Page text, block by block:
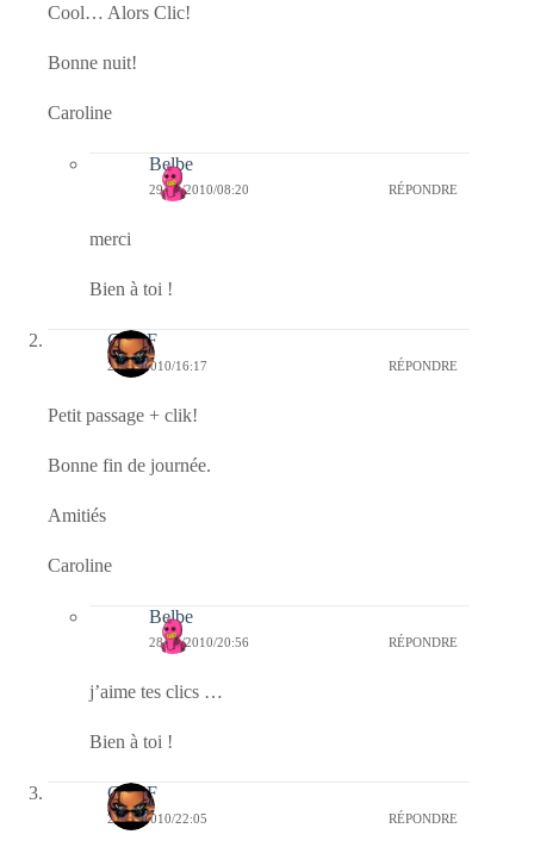
Cool… Alors Clic!
Bonne nuit!
Caroline
Belbe
29/12/2010/08:20 RÉPONDRE
merci
Bien à toi !
CLDF
26/12/2010/16:17 RÉPONDRE
Petit passage + clik!
Bonne fin de journée.
Amitiés
Caroline
Belbe
28/12/2010/20:56 RÉPONDRE
j’aime tes clics …
Bien à toi !
CLDF
25/12/2010/22:05 RÉPONDRE